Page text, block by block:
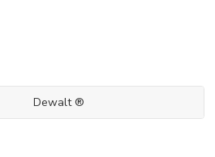
Dewalt ®